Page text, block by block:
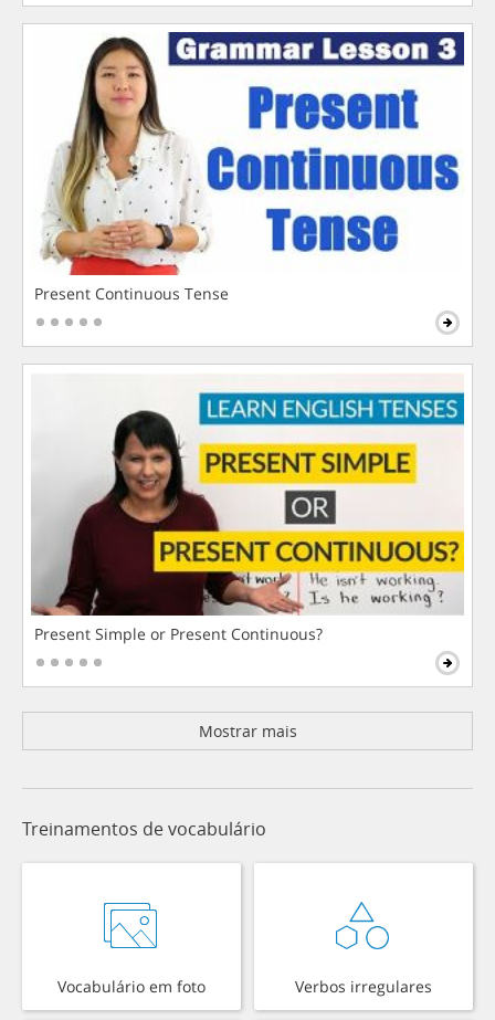
Present Continuous Tense
Present Simple or Present Continuous?
Mostrar mais
Treinamentos de vocabulário
Vocabulário em foto Verbos irregulares